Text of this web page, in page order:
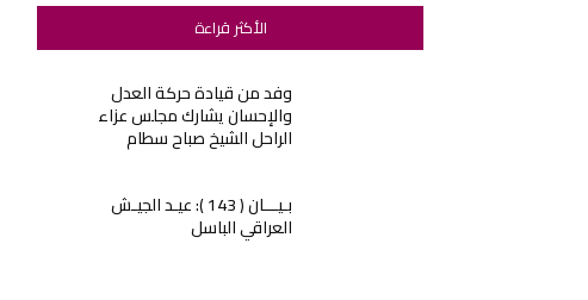
الأكثر قراءة
وفد من قيادة حركة العدل
والإحسان يشارك مجلس عزاء
الراحل الشيخ صباح سطام
بـيـــان ( 143 ): عيـد الجيـش
العراقي الباسل